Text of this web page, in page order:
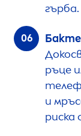
гърба.
ръце
и
риска